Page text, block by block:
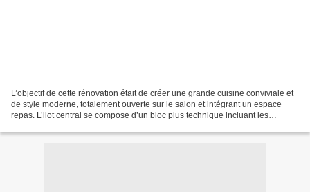
L’objectif de cette rénovation était de créer une grande cuisine conviviale et
de style moderne, totalement ouverte sur le salon et intégrant un espace
repas. L’ilot central se compose d’un bloc plus technique incluant les